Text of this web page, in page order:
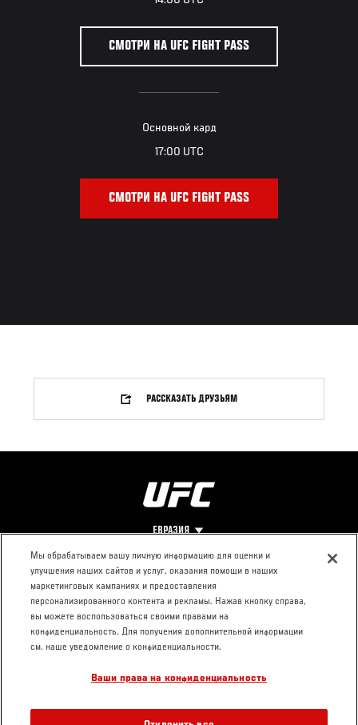
СМОТРИ НА UFC FIGHT PASS
Основной кард
17:00 UTC
СМОТРИ НА UFC FIGHT PASS
РАССКАЗАТЬ ДРУЗЬЯМ
ЕВРАЗИЯ
Footer
О UFC
Про ММА
Социальная
ответственность
КОНТАКТЫ
Пресс-центр
Условия
использования
Мы обрабатываем вашу личную информацию для оценки и
улучшения наших сайтов и услуг, оказания помощи в наших
маркетинговых кампаниях и предоставления
персонализированного контента и рекламы. Нажав кнопку справа,
вы можете воспользоваться своими правами на
конфиденциальность. Для получения дополнительной информации
см. наше уведомление о конфиденциальности.
Ваши права на конфиденциальность